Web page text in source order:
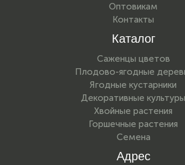
Оптовикам
Контакты
Каталог
Саженцы цветов
Плодово-ягодные
Ягодные кустарники
Декоративные культуры
Хвойные растения
Горшечные растения
Семена
Адрес